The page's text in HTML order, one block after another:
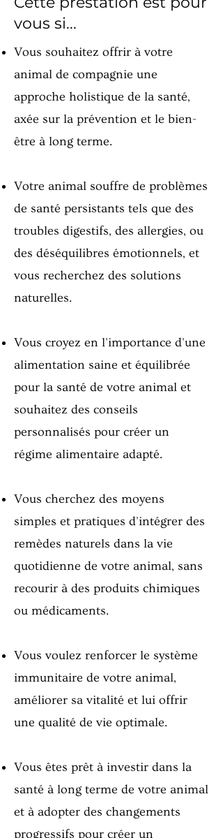
vous si...
Vous souhaitez offrir à votre
animal de compagnie une
approche holistique de la santé,
axée sur la prévention et le bien-
être à long terme.
Votre animal souffre de problèmes
de santé persistants tels que des
troubles digestifs, des allergies, ou
des déséquilibres émotionnels, et
vous recherchez des solutions
naturelles.
Vous croyez en l'importance d'une
alimentation saine et équilibrée
pour la santé de votre animal et
souhaitez des conseils
personnalisés pour créer un
régime alimentaire adapté.
Vous cherchez des moyens
simples et pratiques d'intégrer des
remèdes naturels dans la vie
quotidienne de votre animal, sans
recourir à des produits chimiques
ou médicaments.
Vous voulez renforcer le système
immunitaire de votre animal,
améliorer sa vitalité et lui offrir
une qualité de vie optimale.
Vous êtes prêt à investir dans la
santé à long terme de votre animal
et à adopter des changements
progressifs pour créer un